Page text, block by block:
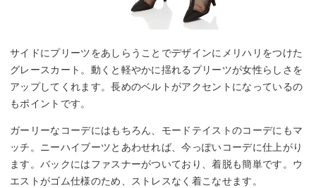
サイドにプリーツをあしらうことでデザインにメリハリをつけた
グレースカート。動くと軽やかに揺れるプリーツが女性らしさを
アップしてくれます。長めのベルトがアクセントになっているの
もポイントです。
ガーリーなコーデにはもちろん、モードテイストのコーデにもマ
ッチ。ニーハイブーツとあわせれば、今っぽいコーデに仕上がり
ます。バックにはファスナーがついており、着脱も簡単です。ウ
エストがゴム仕様のため、ストレスなく着こなせます。